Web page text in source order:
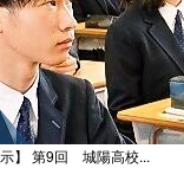
示】 第9回 城陽高校...